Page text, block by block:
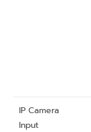
IP Camera
Input